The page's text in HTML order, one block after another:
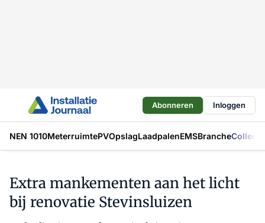
Abonneren Inloggen
NEN 1010MeterruimtePVOpslagLaadpalenEMSBranche
Extra mankementen aan het licht
bij renovatie Stevinsluizen